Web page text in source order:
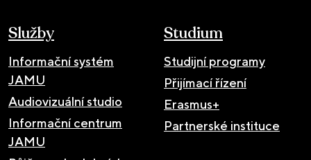
Služby
Informační systém
JAMU
Audiovizuální studio
Informační centrum
JAMU
Studium
Studijní programy
Přijímací řízení
Erasmus+
Partnerské instituce